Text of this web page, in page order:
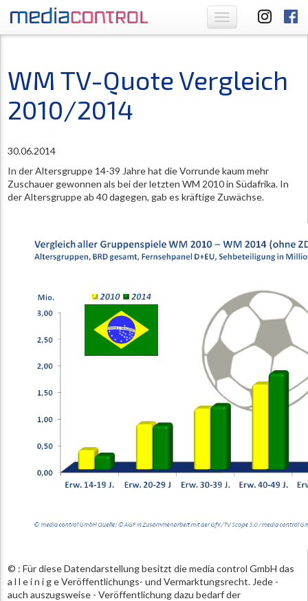
Toggle
navigation
WM TV-Quote Vergleich
2010/2014
30.06.2014
In der Altersgruppe 14-39 Jahre hat die Vorrunde kaum mehr
Zuschauer gewonnen als bei der letzten WM 2010 in Südafrika. In
der Altersgruppe ab 40 dagegen, gab es kräftige Zuwächse.
© : Für diese Datendarstellung besitzt die media control GmbH das
a l l e i n i g e Veröffentlichungs- und Vermarktungsrecht. Jede -
auch auszugsweise - Veröffentlichung dazu bedarf der